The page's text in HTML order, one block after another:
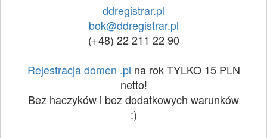
ddregistrar.pl
bok@ddregistrar.pl
(+48) 22 211 22 90
Rejestracja domen .pl na rok TYLKO 15 PLN
netto!
Bez haczyków i bez dodatkowych warunków
:)